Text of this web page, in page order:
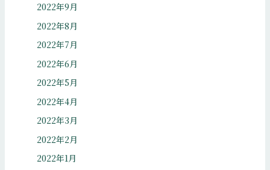
2022年9月
2022年8月
2022年7月
2022年6月
2022年5月
2022年4月
2022年3月
2022年2月
2022年1月